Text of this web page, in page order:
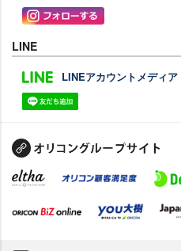
LINE
LINEアカウントメディア